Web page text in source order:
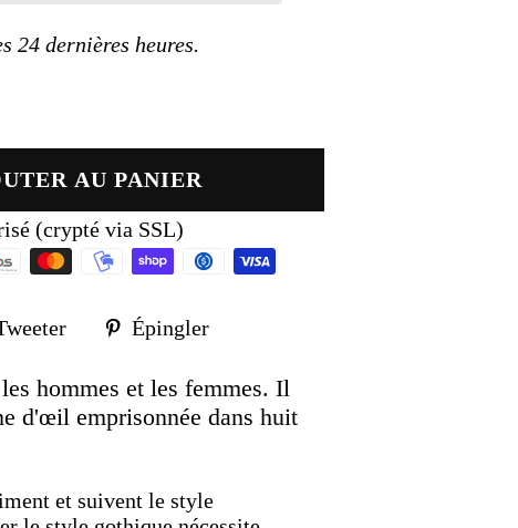
24 dernières heures.
AU PANIER
(crypté via SSL)
Tweeter
Twitter
Épingler
Pinterest
hommes et les femmes. Il
d'œil emprisonnée dans huit
et suivent le style